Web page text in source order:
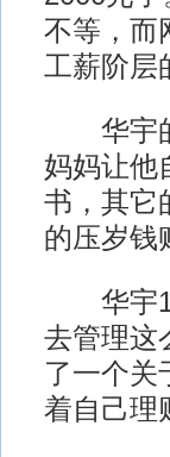
不等，而
工薪阶层
华宇的
妈妈让他
书，其它
的压岁钱
华宇10
去管理这
了一个关
着自己理